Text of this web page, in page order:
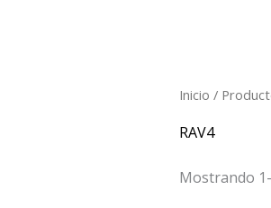
Inicio /
RAV4
Mostrando